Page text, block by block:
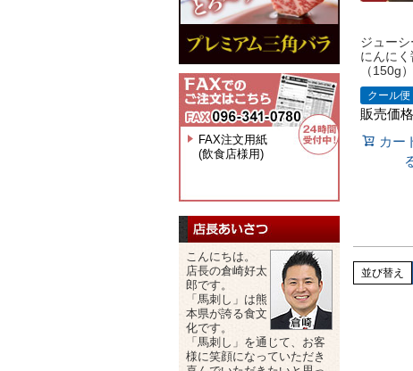
FAX注文用紙
(飲食店様用)
こんにちは。
店長の倉崎好太
郎です。
「馬刺し」は熊
本県が誇る食文
化です。
「馬刺し」を通じて、お客
様に笑顔になっていただき
ジューシ
にんに
（150g）
クール便
販売価格
カー
並び替え